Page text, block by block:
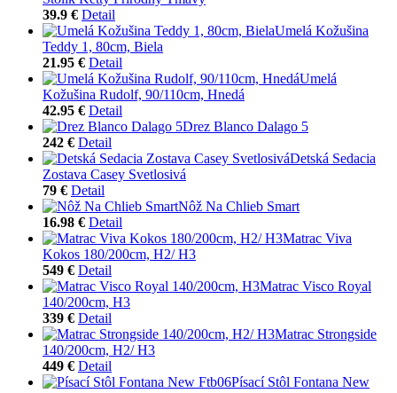
39.9 € Detail
Umelá Kožušina
Teddy 1, 80cm, Biela
21.95 € Detail
Umelá
Kožušina Rudolf, 90/110cm, Hnedá
42.95 € Detail
Drez Blanco Dalago 5
242 € Detail
Detská Sedacia
Zostava Casey Svetlosivá
79 € Detail
Nôž Na Chlieb Smart
16.98 € Detail
Matrac Viva
Kokos 180/200cm, H2/ H3
549 € Detail
Matrac Visco Royal
140/200cm, H3
339 € Detail
Matrac Strongside
140/200cm, H2/ H3
449 € Detail
Písací Stôl Fontana New